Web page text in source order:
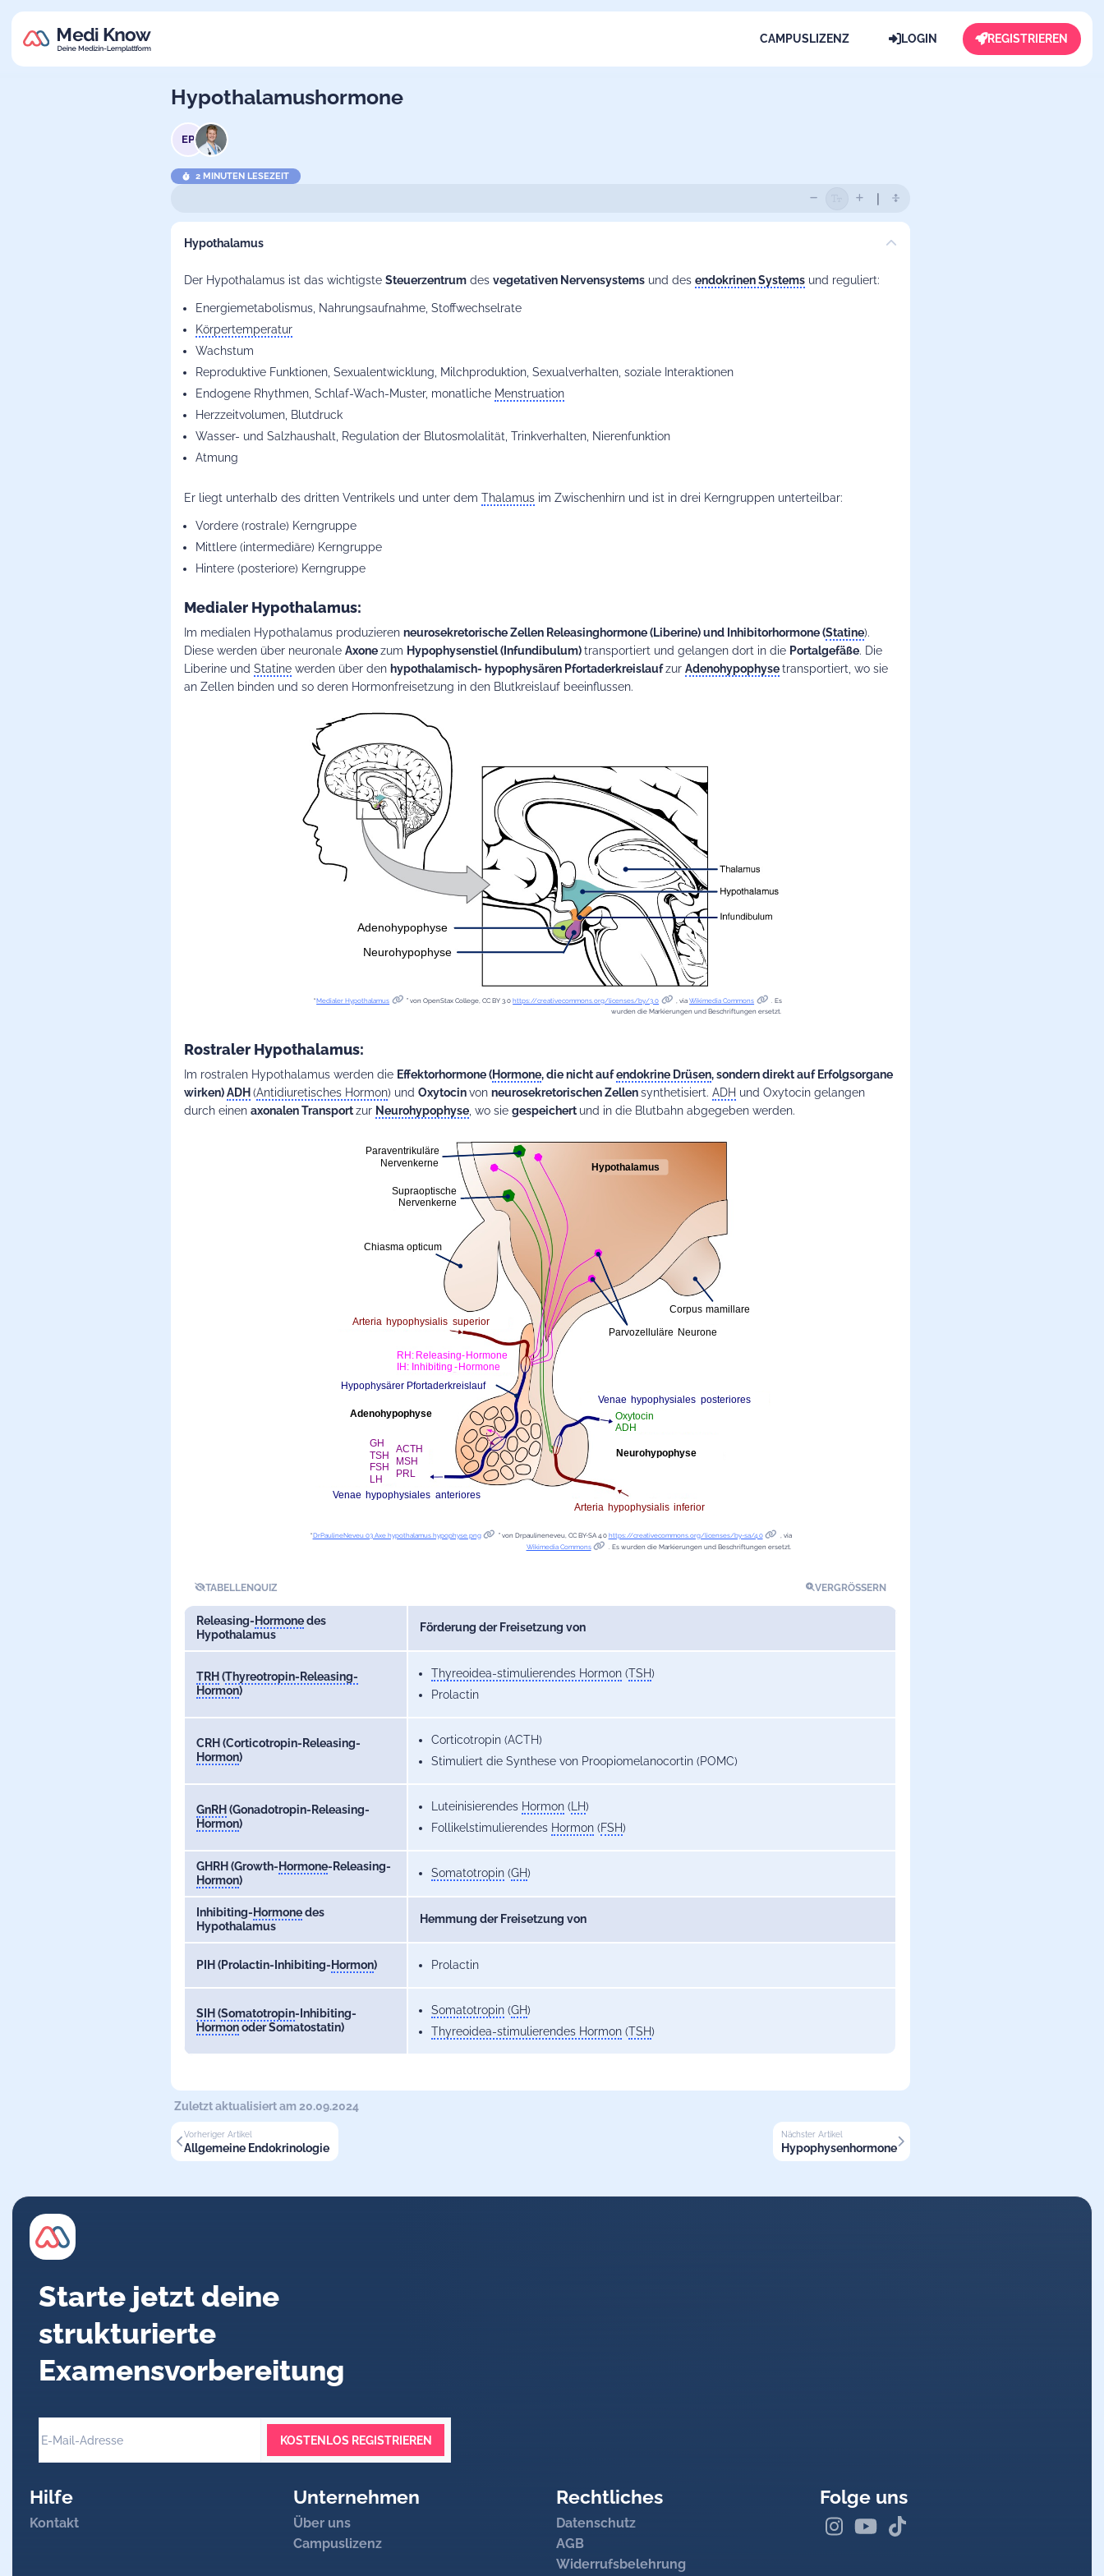
CAMPUSLIZENZ LOGIN REGISTRIEREN
Hypothalamushormone
EP
2 MINUTEN LESEZEIT
Hypothalamus
Der Hypothalamusist das wichtigste Steuerzentrumdes vegetativen Nervensystemsund des endokrinen Systemsund reguliert:
Energiemetabolismus, Nahrungsaufnahme, Stoffwechselrate
Körpertemperatur
Wachstum
Reproduktive Funktionen, Sexualentwicklung, Milchproduktion, Sexualverhalten, soziale Interaktionen
Endogene Rhythmen, Schlaf-Wach-Muster, monatliche Menstruation
Herzzeitvolumen, Blutdruck
Wasser- und Salzhaushalt, Regulation der Blutosmolalität, Trinkverhalten, Nierenfunktion
Atmung
Er liegt unterhalb des dritten Ventrikels und unter dem Thalamusim Zwischenhirn und ist in drei Kerngruppen unterteilbar:
Vordere (rostrale) Kerngruppe
Mittlere (intermediäre) Kerngruppe
Hintere (posteriore) Kerngruppe
Medialer Hypothalamus:
Im medialen Hypothalamus produzieren neurosekretorische Zellen Releasinghormone (Liberine) und Inhibitorhormone (Statine).
Diese werden über neuronale Axonezum Hypophysenstiel (Infundibulum)transportiert und gelangen dort in die Portalgefäße. Die
Liberine und Statinewerden über den hypothalamisch- hypophysären Pfortaderkreislaufzur Adenohypophyse transportiert, wo sie
an Zellen binden und so deren Hormonfreisetzung in den Blutkreislauf beeinflussen.
“Medialer Hypothalamus ” von OpenStax College, CC BY 3.0https://creativecommons.org/licenses/by/3.0 , viaWikimedia Commons
. Es
wurden die Markierungen und Beschriftungen ersetzt.
Rostraler Hypothalamus:
Im rostralen Hypothalamus werden die Effektorhormone (Hormone, die nicht aufendokrine Drüsen, sondern direkt auf Erfolgsorgane
wirken)ADH (Antidiuretisches Hormon) und Oxytocinvon neurosekretorischen Zellensynthetisiert. ADH und Oxytocin gelangen
durch einen axonalen Transportzur Neurohypophyse, wo sie gespeichert und in die Blutbahn abgegeben werden.
“DrPaulineNeveu 03 Axe hypothalamus hypophyse.png ” von Drpaulineneveu, CC BY-SA 4.0 https://creativecommons.org/licenses/by-sa/4.0
, via
Wikimedia Commons
. Es wurden die Markierungen und Beschriftungen ersetzt.
TABELLENQUIZ VERGRÖSSERN
Releasing-Hormonedes
Hypothalamus
Förderung der Freisetzung von
TRH(Thyreotropin-Releasing-
Hormon)
Thyreoidea-stimulierendes Hormon(TSH)
Prolactin
CRH (Corticotropin-Releasing-
Hormon)
Corticotropin (ACTH)
Stimuliert die Synthese von Proopiomelanocortin (POMC)
GnRH(Gonadotropin-Releasing-
Hormon)
Luteinisierendes Hormon(LH)
Follikelstimulierendes Hormon(FSH)
GHRH (Growth-Hormone-Releasing-
Hormon)
Somatotropin(GH)
Inhibiting-Hormonedes
Hypothalamus
Hemmung der Freisetzung von
PIH (Prolactin-Inhibiting-Hormon) Prolactin
SIH(Somatotropin-Inhibiting-
Hormonoder Somatostatin)
Somatotropin(GH)
Thyreoidea-stimulierendes Hormon(TSH)
Zuletzt aktualisiert am 20.09.2024
Vorheriger Artikel
Allgemeine Endokrinologie
Nächster Artikel
Hypophysenhormone
Starte jetzt deine
strukturierte
Examensvorbereitung
KOSTENLOS REGISTRIEREN
Hilfe
Kontakt
Unternehmen
Über uns
Campuslizenz
Rechtliches
Datenschutz
AGB
Widerrufsbelehrung
Folge uns